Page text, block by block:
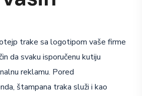
trake sa logotipom vaše firme
da svaku isporučenu kutiju
reklamu. Pored
štampana traka služi i kao